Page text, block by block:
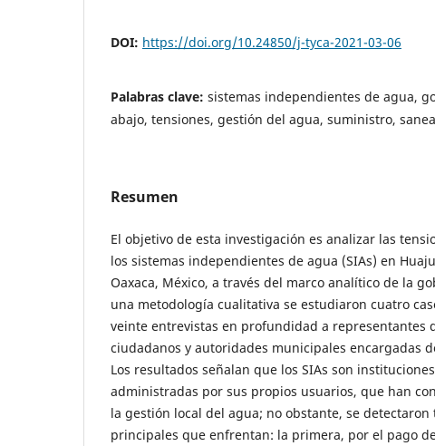
DOI: https://doi.org/10.24850/j-tyca-2021-03-06
Palabras clave: sistemas independientes de agua,
abajo, tensiones, gestión del agua, suministro,
Resumen
El objetivo de esta investigación es analizar las
los sistemas independientes de agua (SIAs) en
Oaxaca, México, a través del marco analítico de la
una metodología cualitativa se estudiaron cuatro
veinte entrevistas en profundidad a representantes
ciudadanos y autoridades municipales encargadas
Los resultados señalan que los SIAs son
administradas por sus propios usuarios, que han
la gestión local del agua; no obstante, se detectaron
principales que enfrentan: la primera, por el pago